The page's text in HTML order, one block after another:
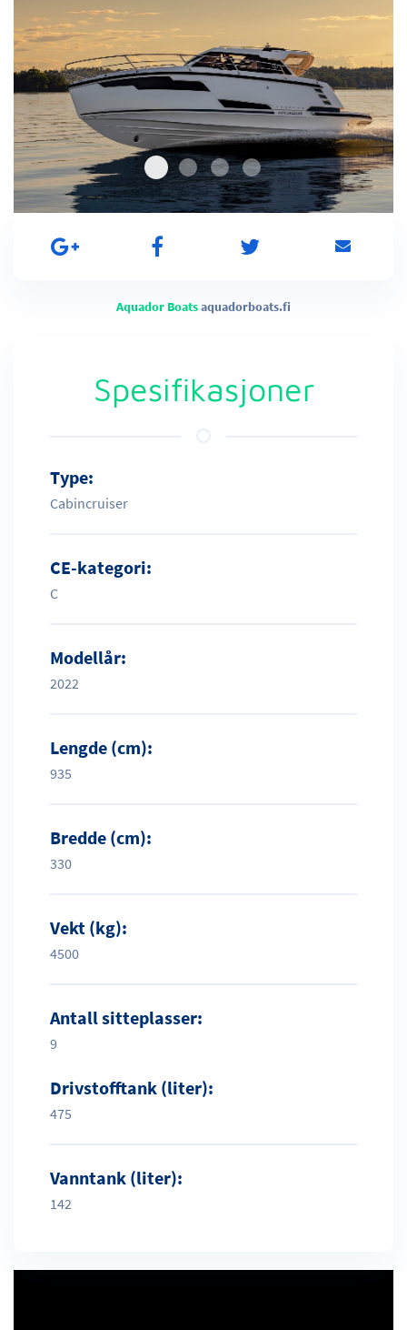
Aquador Boatsaquadorboats.fi
Spesifikasjoner
Type:
Cabincruiser
CE-kategori:
C
Modellår:
2022
Lengde (cm):
935
Bredde (cm):
330
Vekt (kg):
4500
Antall sitteplasser:
9
Drivstofftank (liter):
475
Vanntank (liter):
142